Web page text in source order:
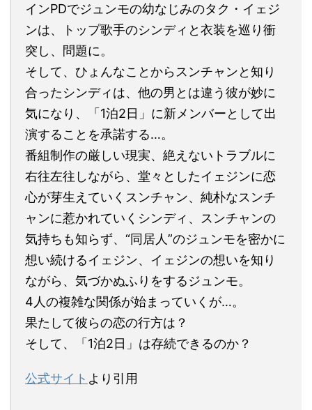
インPDでジュンモの幼なじみのタク・イェジ
ンは、トップ歌手のシンディと衣装を巡り衝
突し、問題に。
そして、ひょんなことからスンチャンと知り
合ったシンディは、他の男とは違う彼が妙に
気になり、「1泊2日」に新メンバーとして出
演することを承諾する…。
番組制作の厳しい現実、絶えないトラブルに
右往左往しながら、堂々としたイェジンに恋
心が芽生えていくスンチャン、純朴なスンチ
ャンに惹かれていくシンディ、スンチャンの
気持ちも知らず、“同居人”のジュンモを密かに
想い続けるイェジン、イェジンの想いを知り
ながら、気づかぬふりをするジュンモ。
4人の複雑な関係が始まっていくが…。
果たして彼らの恋の行方は？
そして、「1泊2日」は存続できるのか？
公式サイト より引用